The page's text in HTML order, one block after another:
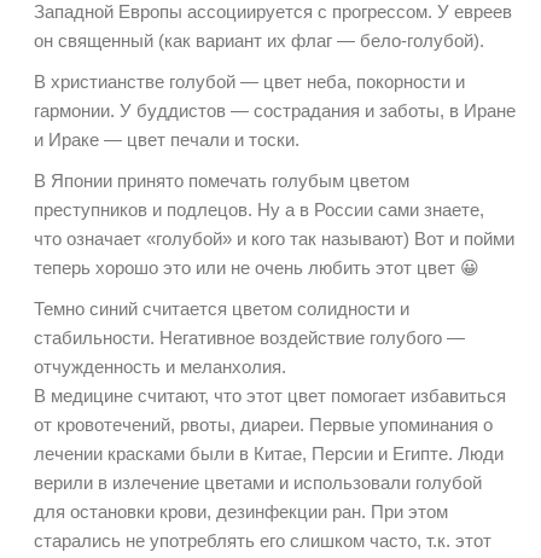
Западной Европы ассоциируется с прогрессом. У евреев
он священный (как вариант их флаг — бело-голубой).
В христианстве голубой — цвет неба, покорности и
гармонии. У буддистов — сострадания и заботы, в Иране
и Ираке — цвет печали и тоски.
В Японии принято помечать голубым цветом
преступников и подлецов. Ну а в России сами знаете,
что означает «голубой» и кого так называют) Вот и пойми
теперь хорошо это или не очень любить этот цвет 😀
Темно синий считается цветом солидности и
стабильности. Негативное воздействие голубого —
отчужденность и меланхолия.
В медицине считают, что этот цвет помогает избавиться
от кровотечений, рвоты, диареи. Первые упоминания о
лечении красками были в Китае, Персии и Египте. Люди
верили в излечение цветами и использовали голубой
для остановки крови, дезинфекции ран. При этом
старались не употреблять его слишком часто, т.к. этот